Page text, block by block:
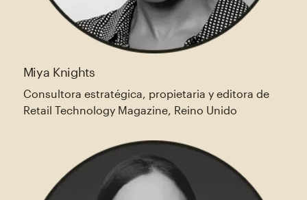
Miya Knights
Consultora estratégica, propietaria y editora de
Retail Technology Magazine, Reino Unido